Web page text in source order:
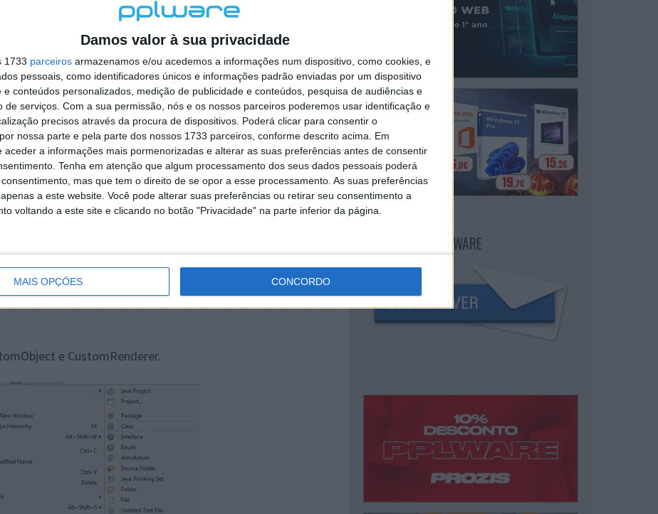
Damos valor à sua privacidade
1733 parceiros armazenamos e/ou acedemos a informações num dispositivo, como cookies, e
pessoais, como identificadores únicos e informações padrão enviadas por um dispositivo
e conteúdos personalizados, medição de publicidade e conteúdos, pesquisa de audiências e
de serviços. Com a sua permissão, nós e os nossos parceiros poderemos usar identificação e
precisos através da procura de dispositivos. Poderá clicar para consentir o
nossa parte e pela parte dos nossos 1733 parceiros, conforme descrito acima. Em
aceder a informações mais pormenorizadas e alterar as suas preferências antes de consentir
Tenha em atenção que algum processamento dos seus dados pessoais poderá
mas que tem o direito de se opor a esse processamento. As suas preferências
a este website. Você pode alterar suas preferências ou retirar seu consentimento a
voltando a este site e clicando no botão "Privacidade" na parte inferior da página.
MAIS OPÇÕES CONCORDO
até chegar à janela acima, mudar o nome da Activity
e CustomRenderer.
NEWSLETTER PPLWARE